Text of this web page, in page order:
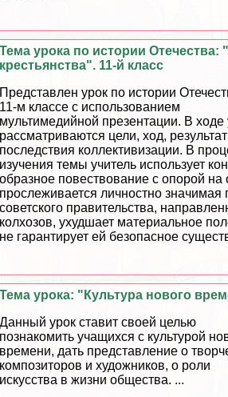
Тема урока по истории Отечества:
крестьянства". 11-й класс
Представлен урок по истории
11-м классе с использованием
мультимедийной презентации. В ходе
рассматриваются цели, ход,
последствия коллективизации. В
изучения темы учитель использует
образное повествование с опорой
прослеживается личностно значимая
советского правительства,
колхозов, ухудшает материальное
не гарантирует ей безопасное
Тема урока: "Культура нового
Данный урок ставит своей целью
познакомить учащихся с культурой
времени, дать представление о
композиторов и художников, о роли
искусства в жизни общества. ...